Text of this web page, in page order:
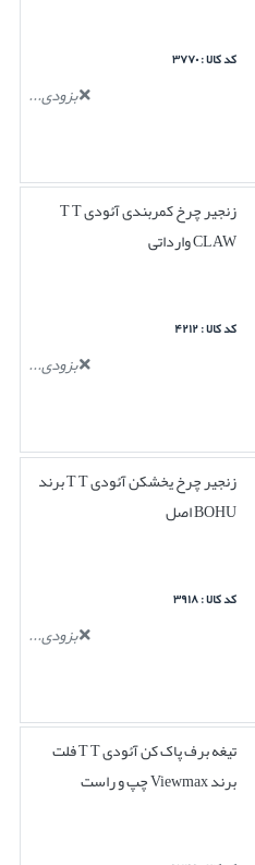
کد کالا : ۳۷۷۰
بزودی...
زنجیر چرخ کمربندی آئودی T T
CLAW وارداتی
کد کالا : ۴۲۱۲
بزودی...
زنجیر چرخ یخشکن آئودی T T برند
BOHU اصل
کد کالا : ۳۹۱۸
بزودی...
تیغه برف پاک کن آئودی T T فلت
برند Viewmax چپ و راست